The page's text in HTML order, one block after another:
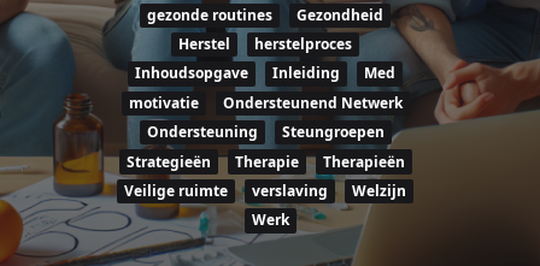
gezonde routines
Gezondheid
Herstel
herstelproces
Inhoudsopgave
Inleiding
Med
motivatie
Ondersteunend Netwerk
Ondersteuning
Steungroepen
Strategieën
Therapie
Therapieën
Veilige ruimte
verslaving
Welzijn
Werk